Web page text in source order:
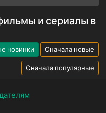
и сериалы в
новинки Сначала новые
Сначала популярные